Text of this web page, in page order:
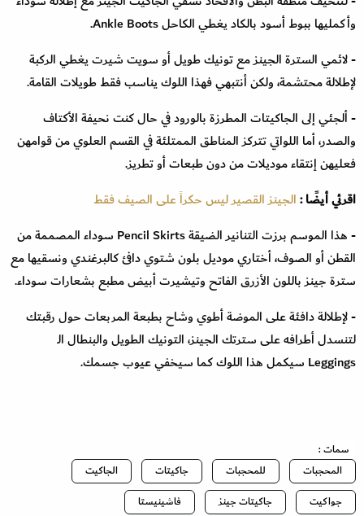
وأكمليها ببوط أسود بالكاد يغطي الكاحل Ankle Boots.
- لائمي السترة الجينز مع تونيك طويل أو سويت شيرت يغطي الركبة
لإطلالة محتشمة، ولكن أنتبهي فهذا اللوك يناسب فقط طويلات القامة.
- ألجئي إلى الجاكيتات المطرزة بالورود في حال كنت نحيفة الأكتاف
والصدر، أما اللواتي تتركز المناطق الممتلئة في القسم العلوي من قوامهن
فعليهن إنتقاء موديلات من دون طبعات أو تطريز.
اقرئي أيضًا :الجينز القصير ليس حكراً على الصيف فقط
- هذا الموسم برزت التنانير الضيقة Pencil Skirts سوداء المصممة من
القطن أو الصوف، أختاري موديل بلون شتوي دافئ كالبرغندي ونسقيها مع
سترة جينز باللون الأزرق الفاتح وتيشيرت أبيض مطبع بشعارات سوداء.
- لإطلالة دافئة على الموضة أطوي وشاح بطبعة المربعات حول رقبتك
لتنسدل أطرافه على سترتك الجينز، التونيك الطويل والبنطال الـ
Leggings سيكمل هذا اللوك كما سيخفي عيوب جسمك.
سمات :
المحجبات
للمحجبات جاكيتات
الجاكيت
جواكيت
جاكيتات جينز
فاشينيستا